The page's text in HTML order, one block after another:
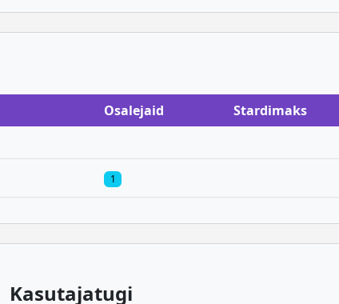
Osalejaid Stardimaks
1
Kasutajatugi